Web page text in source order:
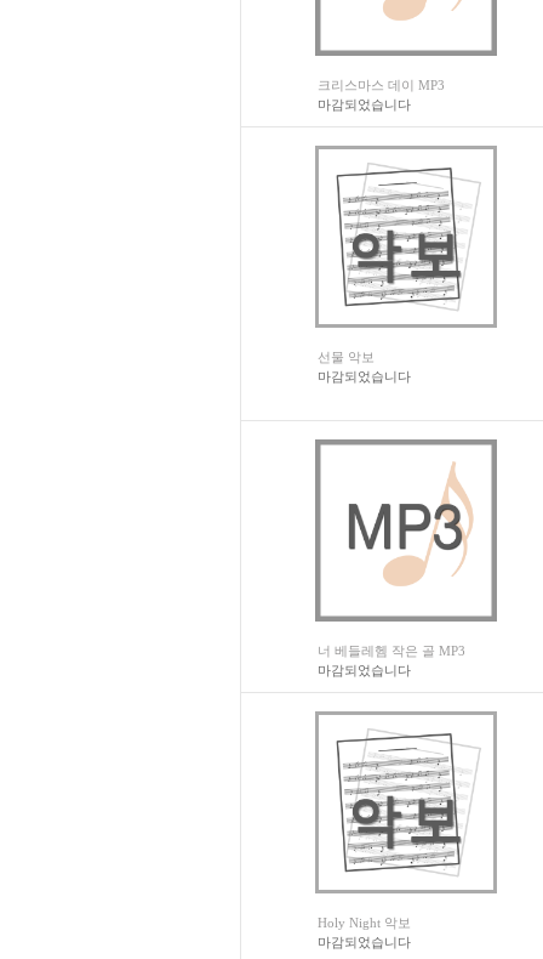
크리스마스 데이 MP3
마감되었습니다
선물 악보
마감되었습니다
너 베들레헴 작은 골 MP3
마감되었습니다
Holy Night 악보
마감되었습니다